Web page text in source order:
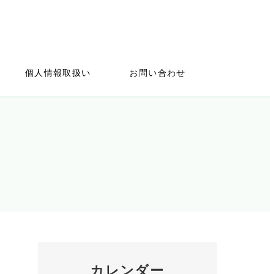
個人情報取扱い お問い合わせ
カレンダー